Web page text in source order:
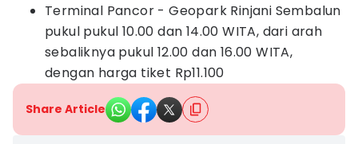
Terminal Pancor - Geopark Rinjani Sembalun
pukul pukul 10.00 dan 14.00 WITA, dari arah
sebaliknya pukul 12.00 dan 16.00 WITA,
dengan harga tiket Rp11.100
Share Article